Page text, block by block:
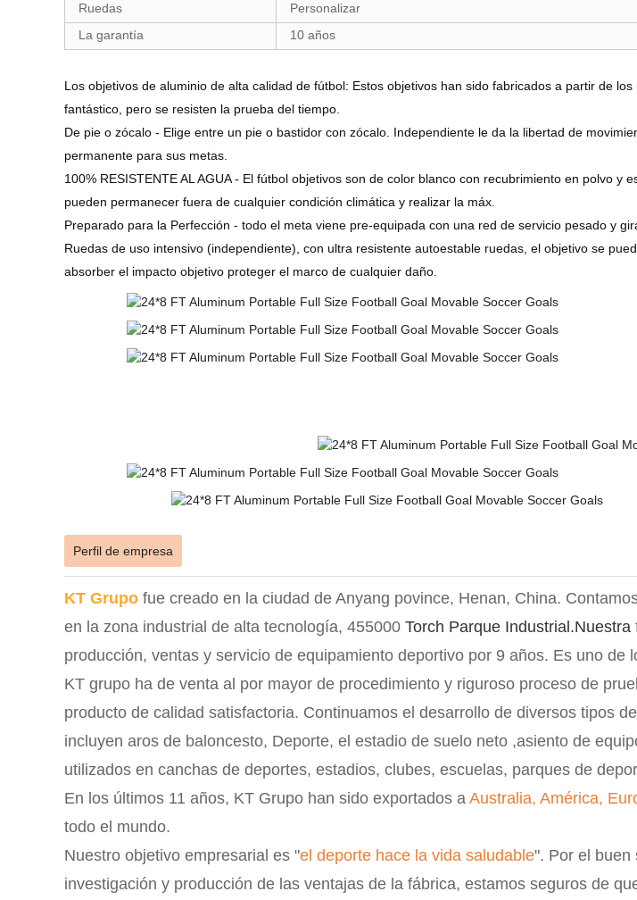
Ruedas
Personalizar
La garantía
10 años
Los objetivos de aluminio de alta calidad de fútbol: Estos objetivos han sido fabricados a partir de
fantástico, pero se resisten la prueba del tiempo.
De pie o zócalo - Elige entre un pie o bastidor con zócalo. Independiente le da la libertad de
permanente para sus metas.
100% RESISTENTE AL AGUA - El fútbol objetivos son de color blanco con recubrimiento en polvo
pueden permanecer fuera de cualquier condición climática y realizar la máx.
Preparado para la Perfección - todo el meta viene pre-equipada con una red de servicio pesado y
Ruedas de uso intensivo (independiente), con ultra resistente autoestable ruedas, el objetivo se
absorber el impacto objetivo proteger el marco de cualquier daño.
Perfil de empresa
KT Grupo fue creado en la ciudad de Anyang povince, Henan, China.
en la zona industrial de alta tecnología, 455000 Torch Parque Industrial.Nuestra
producción, ventas y servicio de equipamiento deportivo por 9 años. Es uno
KT grupo ha de venta al por mayor de procedimiento y riguroso proceso de
producto de calidad satisfactoria. Continuamos el desarrollo de diversos tipos
incluyen aros de baloncesto, Deporte, el estadio de suelo neto ,asiento de
utilizados en canchas de deportes, estadios, clubes, escuelas, parques de
En los últimos 11 años, KT Grupo han sido exportados a Australia, América,
todo el mundo.
Nuestro objetivo empresarial es "el deporte hace la vida saludable". Por el buen
investigación y producción de las ventajas de la fábrica, estamos seguros de